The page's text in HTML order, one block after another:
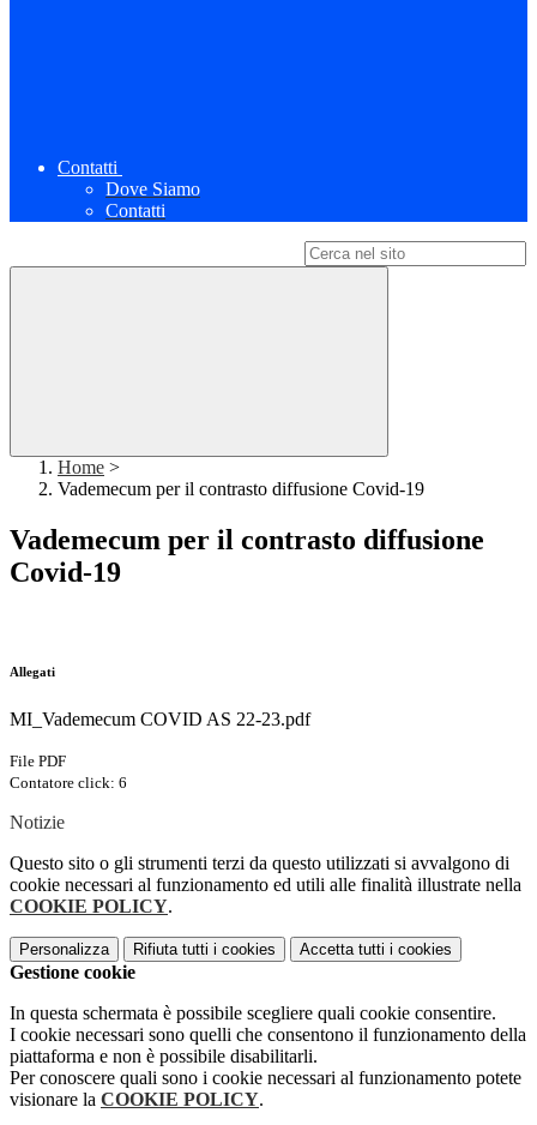
Contatti
Dove Siamo
Contatti
Home >
Vademecum per il contrasto diffusione Covid-19
Vademecum per il contrasto diffusione
Covid-19
Allegati
MI_Vademecum COVID AS 22-23.pdf
File PDF
Contatore click: 6
Notizie
Questo sito o gli strumenti terzi da questo utilizzati si avvalgono di
cookie necessari al funzionamento ed utili alle finalità illustrate nella
COOKIE POLICY.
Personalizza Rifiuta tutti i cookies Accetta tutti i cookies
Gestione cookie
In questa schermata è possibile scegliere quali cookie consentire.
I cookie necessari sono quelli che consentono il funzionamento della
piattaforma e non è possibile disabilitarli.
Per conoscere quali sono i cookie necessari al funzionamento potete
visionare la COOKIE POLICY.